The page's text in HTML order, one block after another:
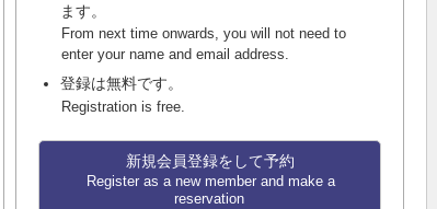
ます。
From next time onwards, you will not need to
enter your name and email address.
登録は無料です。
Registration is free.
新規会員登録をして予約
Register as a new member and make a
reservation